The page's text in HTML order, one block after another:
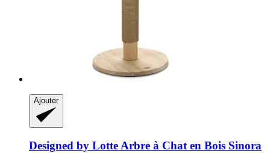
Ajouter
Designed by Lotte Arbre à Chat en Bois Sinora